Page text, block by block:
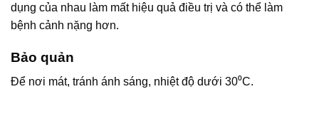
dụng của nhau làm mất hiệu quả điều trị và có thể làm
bệnh cảnh nặng hơn.
Bảo quản
Để nơi mát, tránh ánh sáng, nhiệt độ dưới 30⁰C.